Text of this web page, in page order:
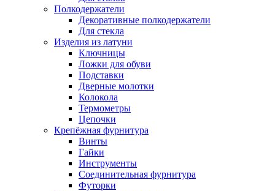
Полкодержатели
Декоративные полкодержатели
Для стекла
Изделия из латуни
Ключницы
Ложки для обуви
Подставки
Дверные молотки
Колокола
Термометры
Цепочки
Крепёжная фурнитура
Винты
Гайки
Инструменты
Соединительная фурнитура
Футорки